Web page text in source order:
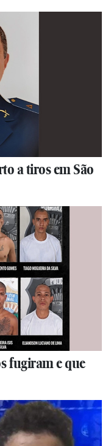
a tiros em São
fugiram e que